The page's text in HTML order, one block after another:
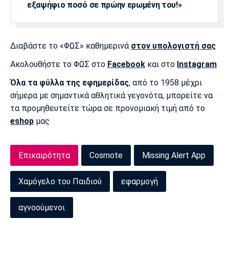
εξαψήφιο ποσό σε πρώην ερωμένη του!»
Διαβάστε το «ΦΩΣ» καθημερινά στον υπολογιστή σας
Ακολουθήστε το ΦΩΣ στο Facebook και στο Instagram
Όλα τα φύλλα της εφημερίδας, από το 1958 μέχρι
σήμερα με σημαντικά αθλητικά γεγονότα, μπορείτε να
τα προμηθευτείτε τώρα σε προνομιακή τιμή από το
eshop μας
Επικαιρότητα Cosmote Missing Alert App
Χαμόγελο του Παιδιού εφαρμογή
αγνοούμενοι